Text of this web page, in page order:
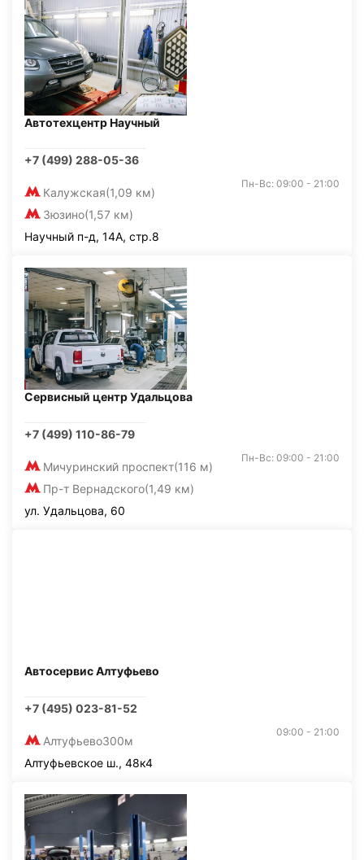
Автотехцентр Научный
+7 (499) 288-05-36
Калужская(1,09 км)
Зюзино(1,57 км)
Пн-Вс: 09:00 - 21:00
Научный п-д, 14А, стр.8
Сервисный центр Удальцова
+7 (499) 110-86-79
Мичуринский проспект(116 м)
Пр-т Вернадского(1,49 км)
Пн-Вс: 09:00 - 21:00
ул. Удальцова, 60
Автосервис Алтуфьево
+7 (495) 023-81-52
Алтуфьево300м
09:00 - 21:00
Алтуфьевское ш., 48к4